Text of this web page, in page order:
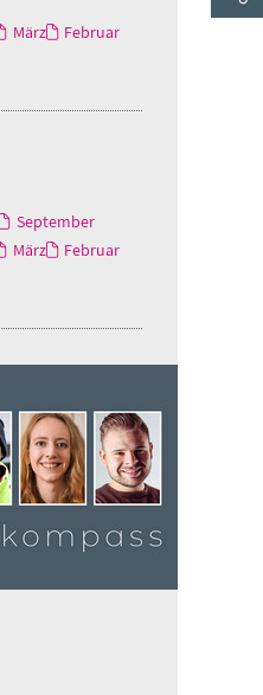
März
Februar
September
März
Februar